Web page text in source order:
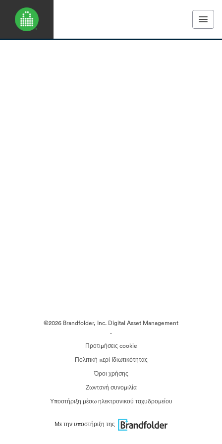
©2026 Brandfolder, Inc. Digital Asset Management
·
Προτιμήσεις cookie
Πολιτική περί Ιδιωτικότητας
Όροι χρήσης
Ζωντανή συνομιλία
Υποστήριξη μέσω ηλεκτρονικού ταχυδρομείου
Με την υποστήριξη της